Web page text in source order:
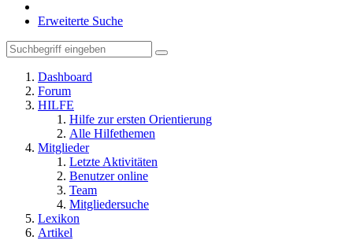
Erweiterte Suche
Dashboard
Forum
HILFE
Hilfe zur ersten Orientierung
Alle Hilfethemen
Mitglieder
Letzte Aktivitäten
Benutzer online
Team
Mitgliedersuche
Lexikon
Artikel